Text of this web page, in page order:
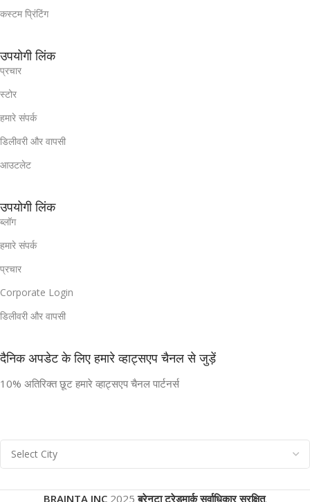
कस्टम प्रिंटिंग
उपयोगी लिंक
प्रचार
स्टोर
हमारे संपर्क
डिलीवरी और वापसी
आउटलेट
उपयोगी लिंक
ब्लॉग
हमारे संपर्क
प्रचार
Corporate Login
डिलीवरी और वापसी
दैनिक अपडेट के लिए हमारे व्हाट्सएप चैनल से जुड़ें
10% अतिरिक्त छूट हमारे व्हाट्सएप चैनल पार्टनर्स
BRAINTA INC 2025ब्रेनटा ट्रेडमार्क सर्वाधिकार सुरक्षित.